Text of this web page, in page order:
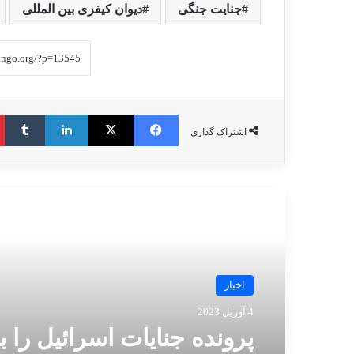
جنایت جنگی دیوان کیفری بین المللی
اشتراک گذاری
فیس بوک X لینکدین
اخبار
4 آوریل 2023
پرونده جنایات اسرائیل را